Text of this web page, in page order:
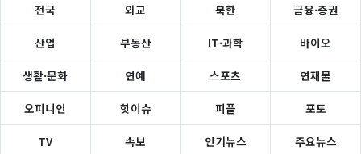
전국 외교 북한 금융·증권
산업 부동산 IT·과학 바이오
생활·문화 연예 스포츠 연재물
오피니언 핫이슈 피플 포토
TV 속보 인기뉴스 주요뉴스